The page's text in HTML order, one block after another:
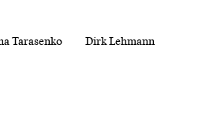
Tarasenko Dirk Lehmann